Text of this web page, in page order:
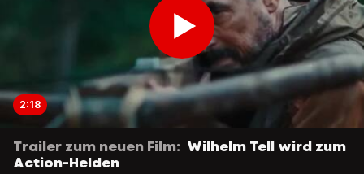
2:18
Trailer zum neuen Film: Wilhelm Tell wird zum
Action-Helden